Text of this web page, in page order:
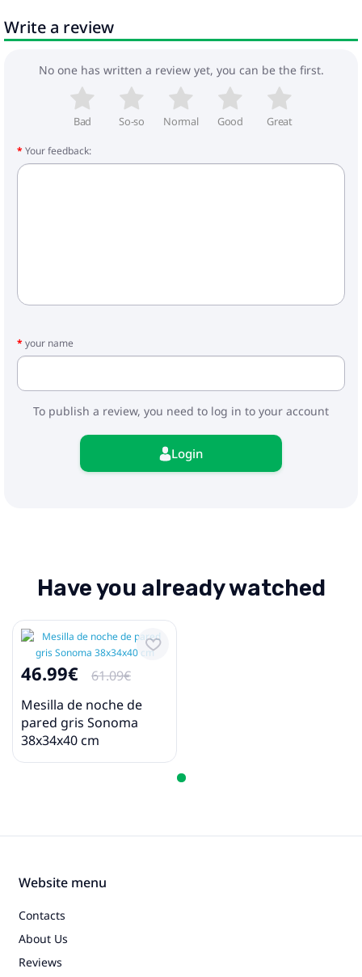
Write a review
No one has written a review yet, you can be the first.
Bad So-so Normal Good Great
Your feedback:
your name
To publish a review, you need to log in to your account
Login
Have you already watched
46.99€
61.09€
Mesilla de noche de
pared gris Sonoma
38x34x40 cm
Website menu
Contacts
About Us
Reviews